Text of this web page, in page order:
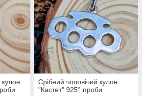
кулон
Срібний чоловічий кулон
"Кастет" 925° проби